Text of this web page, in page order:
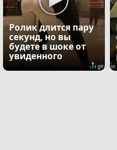
Ролик длится пару
секунд, но вы
будете в шоке от
увиденного